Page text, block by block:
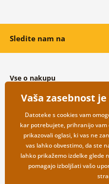
Sledite nam na
Vse o nakupu
Splošni in reklamacijski pogoji
Varovanje osebnih podatkov
Možnosti dostave in plačila
Vračilo blaga
Vaša zasebnost
Datoteke s cookies vam
kar potrebujete, prihranijo vam
prikazovali oglasi, ki vas ne
vas lahko obvestimo, da ste
lahko prikažemo izdelke glede
pomagajo izboljšati vašo